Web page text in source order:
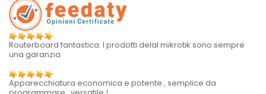
Routerboard fantastica. I prodotti delal mikrotik sono sempre
una garanzia
Apparecchiatura economica e potente , semplice da